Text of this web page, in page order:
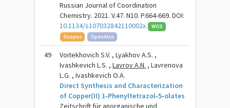
Russian Journal of Coordination
Chemistry. 2021. V.47. N10. P.664-669. DOI:
10.1134/s107032842110002x
WOS
Scopus
OpenAlex
49
Voitekhovich S.V. , Lyakhov A.S. ,
Ivashkevich L.S. ,Lavrov A.N. , Lavrenova
L.G. , Ivashkevich O.A.
Direct Synthesis and Characterization
of Copper(II) 1‐Phenyltetrazol‐5‐olates
Zeitschrift für anorganische und